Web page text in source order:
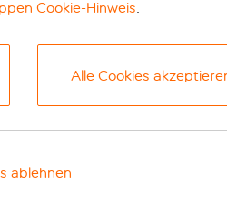
Cookie-Hinweis.
Alle Cookies
ablehnen